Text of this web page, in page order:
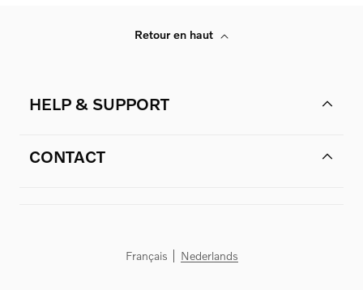
Retour en haut
HELP & SUPPORT
CONTACT
Français Nederlands